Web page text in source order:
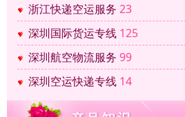
浙江快递空运服务 23
深圳国际货运专线 125
深圳航空物流服务 99
深圳空运快递专线 14